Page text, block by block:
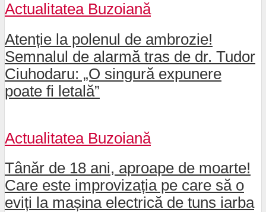
Actualitatea Buzoiană
Atenție la polenul de ambrozie!
Semnalul de alarmă tras de dr. Tudor
Ciuhodaru: „O singură expunere
poate fi letală”
Actualitatea Buzoiană
Tânăr de 18 ani, aproape de moarte!
Care este improvizația pe care să o
eviți la mașina electrică de tuns iarba